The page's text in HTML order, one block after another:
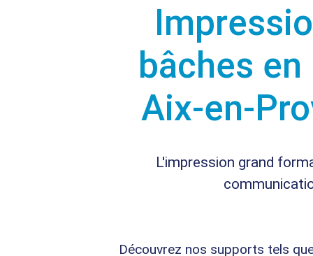
bâches en
Aix-en-
L'impression grand
Découvrez nos supports tels